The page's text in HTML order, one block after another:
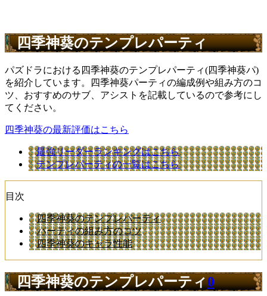
四季神葵のテンプレパーティ
パズドラにおける四季神葵のテンプレパーティ(四季神葵パ)
を紹介しています。四季神葵パーティの編成例や組み方のコ
ツ、 おすすめのサブ、アシストを記載しているので参考にし
てください。
四季神葵の最新評価はこちら
最強リーダーランキングはこちら
テンプレパーティの一覧はこちら
目次
四季神葵のテンプレパーティ
パーティの組み方のコツ
四季神葵のキャラ性能
四季神葵のテンプレパーティ0